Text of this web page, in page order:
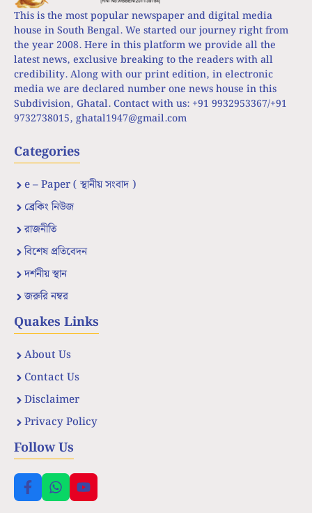
This is the most popular newspaper and digital media
house in South Bengal. We started our journey right from
the year 2008. Here in this platform we provide all the
latest news, exclusive breaking to the readers with all
credibility. Along with our print edition, in electronic
media we are declared number one news house in this
Subdivision, Ghatal. Contact with us: +91 9932953367/+91
9732738015, ghatal1947@gmail.com
Categories
e – Paper ( স্থানীয় সংবাদ )
ব্রেকিং নিউজ
রাজনীতি
বিশেষ প্রতিবেদন
দর্শনীয় স্থান
জরুরি নম্বর
Quakes Links
About Us
Contact Us
Disclaimer
Privacy Policy
Follow Us